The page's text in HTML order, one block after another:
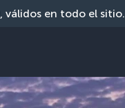
, válidos en todo el sitio.